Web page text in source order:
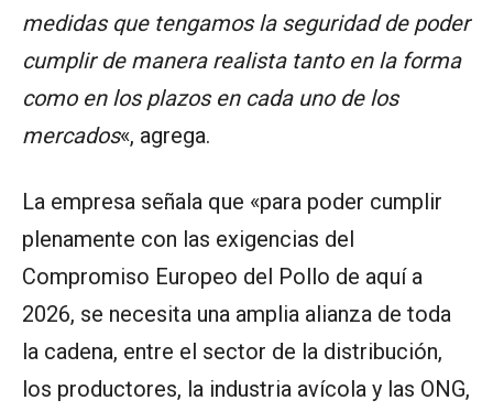
medidas que tengamos la seguridad de poder
cumplir de manera realista tanto en la forma
como en los plazos en cada uno de los
mercados«, agrega.
La empresa señala que «para poder cumplir
plenamente con las exigencias del
Compromiso Europeo del Pollo de aquí a
2026, se necesita una amplia alianza de toda
la cadena, entre el sector de la distribución,
los productores, la industria avícola y las ONG,